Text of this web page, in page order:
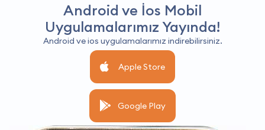
Android ve İos Mobil
Uygulamalarımız Yayında!
Android ve ios uygulamalarımız indirebilirsiniz.
Apple Store
Google Play